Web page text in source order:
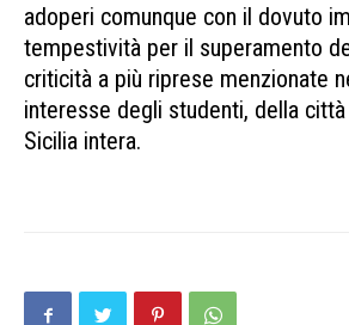
adoperi comunque con il dovuto
tempestività per il superamento
criticità a più riprese menzionate
interesse degli studenti, della
Sicilia intera.